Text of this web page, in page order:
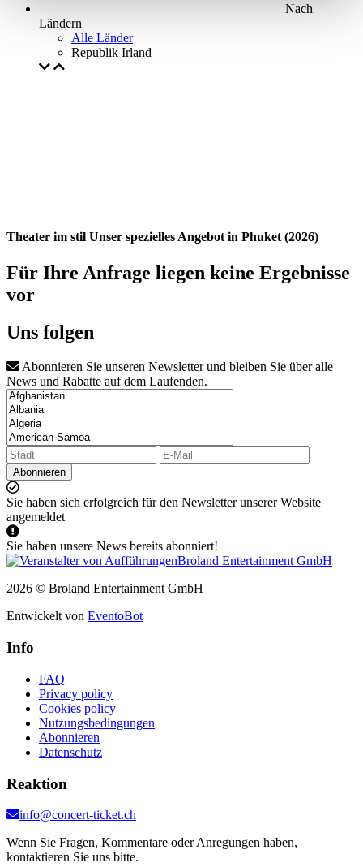
Nach
Ländern
Alle Länder
Republik Irland
Theater im stil Unser spezielles Angebot in Phuket (2026)
Für Ihre Anfrage liegen keine Ergebnisse
vor
Uns folgen
Abonnieren Sie unseren Newsletter und bleiben Sie über alle
News und Rabatte auf dem Laufenden.
Abonnieren
Sie haben sich erfolgreich für den Newsletter unserer Website
angemeldet
Sie haben unsere News bereits abonniert!
2026 © Broland Entertainment GmbH
Entwickelt von EventoBot
Info
FAQ
Privacy policy
Cookies policy
Nutzungsbedingungen
Abonnieren
Datenschutz
Reaktion
info@concert-ticket.ch
Wenn Sie Fragen, Kommentare oder Anregungen haben,
kontaktieren Sie uns bitte.